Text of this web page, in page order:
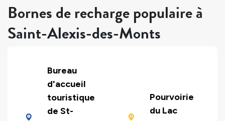
Bornes de recharge populaire à
Saint-Alexis-des-Monts
Bureau
d'accueil
touristique
de St-
Pourvoirie
du Lac